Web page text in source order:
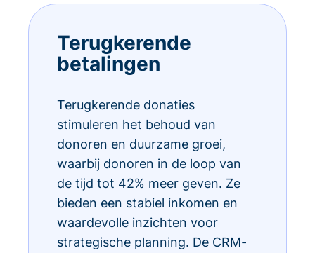
Terugkerende
betalingen
Terugkerende donaties
stimuleren het behoud van
donoren en duurzame groei,
waarbij donoren in de loop van
de tijd tot 42% meer geven. Ze
bieden een stabiel inkomen en
waardevolle inzichten voor
strategische planning. De CRM-